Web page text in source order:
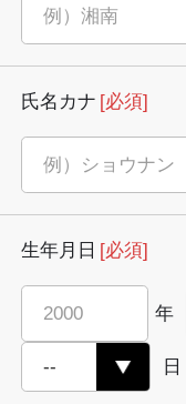
氏名カナ [必須]
生年月日 [必須]
年
日